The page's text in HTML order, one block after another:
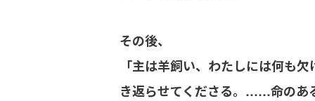
その後、
「主は羊飼い、わたしには何も
き返らせてくださる。……命のあ